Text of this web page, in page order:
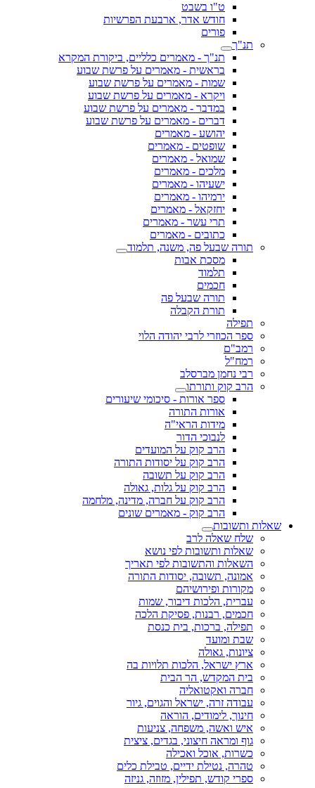
ט"ו בשבט
חודש אדר, ארבעת הפרשיות
פורים
תנ"ך
תנ"ך - מאמרים כלליים, ביקורת המקרא
בראשית - מאמרים על פרשת שבוע
שמות - מאמרים על פרשת שבוע
ויקרא - מאמרים על פרשת שבוע
במדבר - מאמרים על פרשת שבוע
דברים - מאמרים על פרשת שבוע
יהושע - מאמרים
שופטים - מאמרים
שמואל - מאמרים
מלכים - מאמרים
ישעיהו - מאמרים
ירמיהו - מאמרים
יחזקאל - מאמרים
תרי עשר - מאמרים
כתובים - מאמרים
תורה שבעל פה, משנה, תלמוד
מסכת אבות
תלמוד
חכמים
תורה שבעל פה
תורת הקבלה
תפילה
ספר הכוזרי לרבי יהודה הלוי
רמב"ם
רמח"ל
רבי נחמן מברסלב
הרב קוק ותורתו
ספר אורות - סיכומי שיעורים
אורות התורה
מידות הראי"ה
לנבוכי הדור
הרב קוק על המועדים
הרב קוק על יסודות התורה
הרב קוק על תשובה
הרב קוק על גלות, גאולה
הרב קוק על חברה, מדינה, מלחמה
הרב קוק - מאמרים שונים
שאלות ותשובות
שלח שאלה לרב
שאלות ותשובות לפי נושא
השאלות והתשובות לפי תאריך
אמונה, תשובה, יסודות התורה
מקורות ופירושיהם
עברית, הלכות דיבור, שמות
חכמים, רבנות, פסיקת הלכה
תפילה, ברכות, בית כנסת
שבת ומועד
ציונות, גאולה
ארץ ישראל, הלכות תלויות בה
בית המקדש, הר הבית
חברה ואקטואליה
עבודה זרה, ישראל והגוים, גיור
חינוך, לימודים, הוראה
איש ואשה, משפחה, צניעות
גוף ומראה חיצוני, בגדים, ציצית
כשרות, אוכל ואכילה
טהרה, נטילת ידיים, טבילת כלים
ספרי קודש, תפילין, מזוזה, גניזה